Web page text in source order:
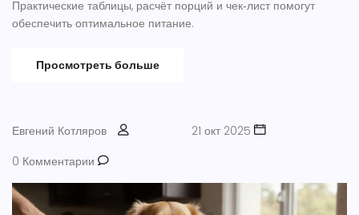
Практические таблицы, расчёт порций и чек‑лист помогут
обеспечить оптимальное питание.
Просмотреть больше
Евгений Котляров
21 окт 2025
0 Комментарии